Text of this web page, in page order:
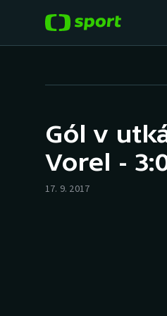
Hokej
Tenis
Gól v
Vorel -
17. 9. 2017